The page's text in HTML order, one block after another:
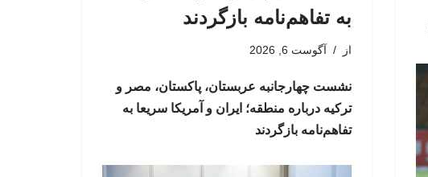
به تفاهم‌نامه بازگردند
از آگوست 6, 2026
نشست چهارجانبه عربستان، پاکستان، مصر و
ترکیه درباره منطقه؛ ایران و آمریکا سریعا به
تفاهم‌نامه بازگردند